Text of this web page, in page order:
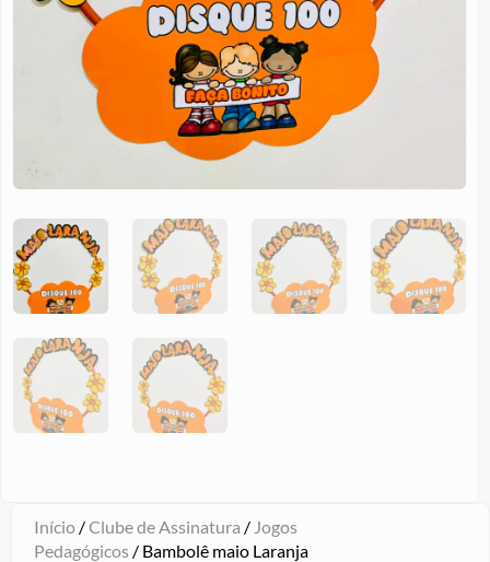
Início /Clube de Assinatura / Jogos
Pedagógicos / Bambolê maio Laranja